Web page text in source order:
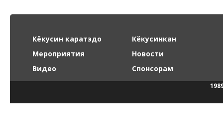
Кёкусин каратэдо
Кёкусинкан
Мероприятия
Новости
Видео
Спонсорам